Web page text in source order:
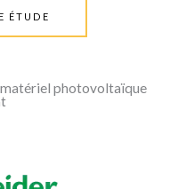
ÉTUDE
photovoltaïque